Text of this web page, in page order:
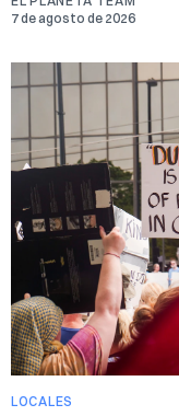
7 de agosto de 2026
LOCALES